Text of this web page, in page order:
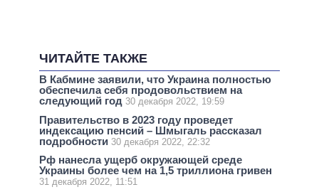
ЧИТАЙТЕ ТАКЖЕ
В Кабмине заявили, что Украина полностью
обеспечила себя продовольствием на
следующий год 30 декабря 2022, 19:59
Правительство в 2023 году проведет
индексацию пенсий – Шмыгаль рассказал
подробности 30 декабря 2022, 22:32
Рф нанесла ущерб окружающей среде
Украины более чем на 1,5 триллиона гривен
31 декабря 2022, 11:51